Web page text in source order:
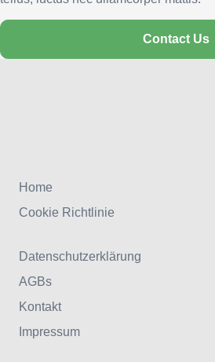
Contact Us
Home
Cookie Richtlinie
Datenschutzerklärung
AGBs
Kontakt
Impressum